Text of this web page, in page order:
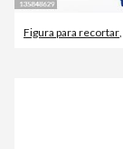
Figura para recortar,